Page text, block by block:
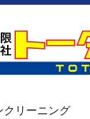
クリーニング